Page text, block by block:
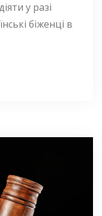
у разі
біженці в